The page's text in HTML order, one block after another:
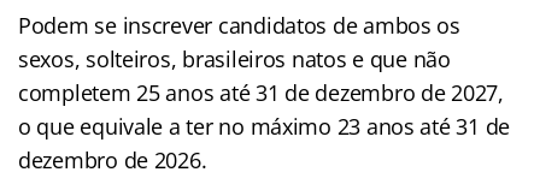
Podem se inscrever candidatos de ambos os
sexos, solteiros, brasileiros natos e que não
completem 25 anos até 31 de dezembro de 2027,
o que equivale a ter no máximo 23 anos até 31 de
dezembro de 2026.